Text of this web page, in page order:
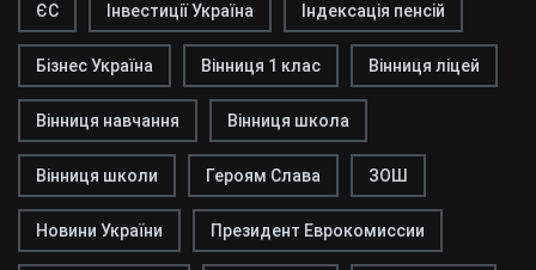
ЄС Інвестиції Україна Індексація пенсій
Бізнес Україна Вінниця 1 клас Вінниця ліцей
Вінниця навчання Вінниця школа
Вінниця школи Героям Слава ЗОШ
Новини України Президент Еврокомиссии